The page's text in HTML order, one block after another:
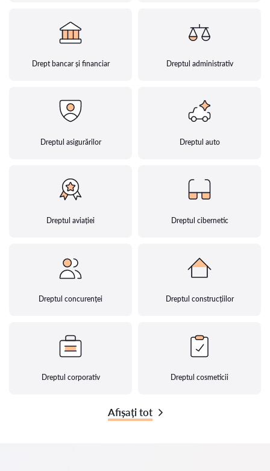
Drept bancar și financiar Dreptul administrativ
Dreptul asigurărilor Dreptul auto
Dreptul aviației Dreptul cibernetic
Dreptul concurenței Dreptul construcțiilor
Dreptul corporativ Dreptul cosmeticii
Afișați tot